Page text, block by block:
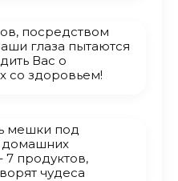
посредством
глаза пытаются
Вас о
со здоровьем!
мешки под
домашних
7 продуктов,
чудеса